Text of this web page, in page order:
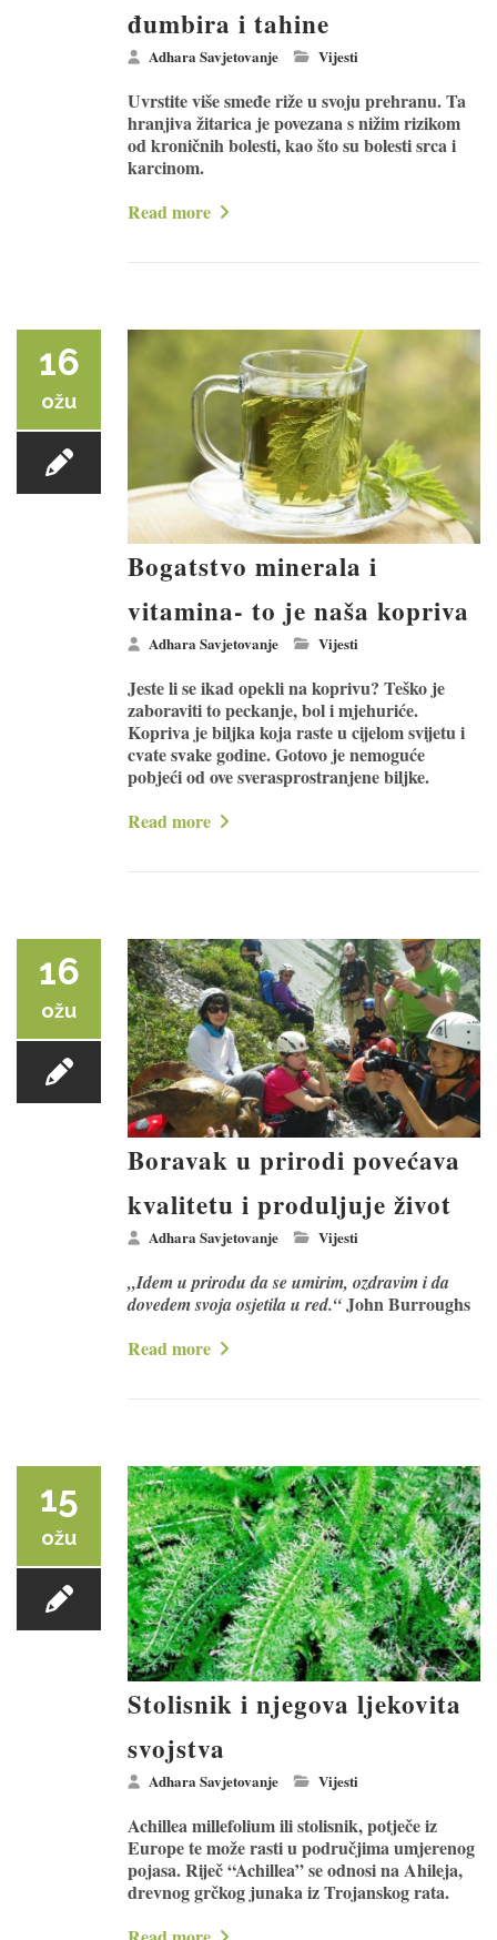
đumbira i tahine
Adhara Savjetovanje Vijesti
Uvrstite više smeđe riže u svoju prehranu. Ta
hranjiva žitarica je povezana s nižim rizikom
od kroničnih bolesti, kao što su bolesti srca i
karcinom.
Read more
16
ožu
Bogatstvo minerala i
vitamina- to je naša kopriva
Adhara Savjetovanje Vijesti
Jeste li se ikad opekli na koprivu? Teško je
zaboraviti to peckanje, bol i mjehuriće.
Kopriva je biljka koja raste u cijelom svijetu i
cvate svake godine. Gotovo je nemoguće
pobjeći od ove sverasprostranjene biljke.
Read more
16
ožu
Boravak u prirodi povećava
kvalitetu i produljuje život
Adhara Savjetovanje Vijesti
„Idem u prirodu da se umirim, ozdravim i da
dovedem svoja osjetila u red.“John Burroughs
Read more
15
ožu
Stolisnik i njegova ljekovita
svojstva
Adhara Savjetovanje Vijesti
Achillea millefolium ili stolisnik, potječe iz
Europe te može rasti u područjima umjerenog
pojasa. Riječ “Achillea” se odnosi na Ahileja,
drevnog grčkog junaka iz Trojanskog rata.